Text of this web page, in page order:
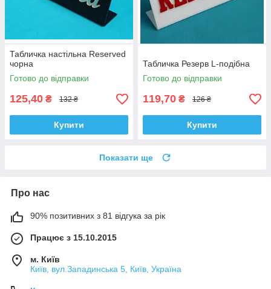
Табличка настільна Reserved
чорна
Готово до відправки
125,40 ₴ 132 ₴
Купити
Табличка Резерв L-подібна
Готово до відправки
119,70 ₴ 126 ₴
Купити
Показати ще
Про нас
90% позитивних з 81 відгука за рік
Працює з 15.10.2015
м. Київ
Київ, вул.Западинська 5, Київ, Україна